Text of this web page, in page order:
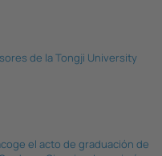
de la Tongji University
el acto de graduación de